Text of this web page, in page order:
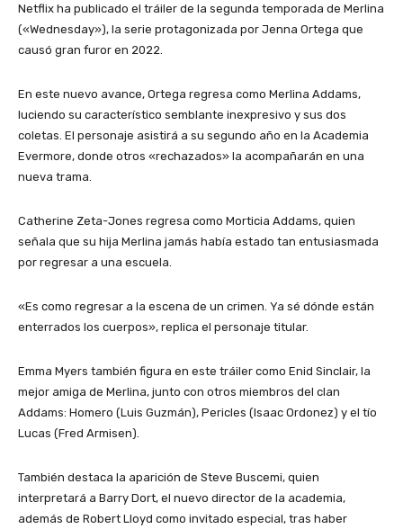
Netflix ha publicado el tráiler de la segunda temporada de Merlina
(«Wednesday»), la serie protagonizada por Jenna Ortega que
causó gran furor en 2022.
En este nuevo avance, Ortega regresa como Merlina Addams,
luciendo su característico semblante inexpresivo y sus dos
coletas. El personaje asistirá a su segundo año en la Academia
Evermore, donde otros «rechazados» la acompañarán en una
nueva trama.
Catherine Zeta-Jones regresa como Morticia Addams, quien
señala que su hija Merlina jamás había estado tan entusiasmada
por regresar a una escuela.
«Es como regresar a la escena de un crimen. Ya sé dónde están
enterrados los cuerpos», replica el personaje titular.
Emma Myers también figura en este tráiler como Enid Sinclair, la
mejor amiga de Merlina, junto con otros miembros del clan
Addams: Homero (Luis Guzmán), Pericles (Isaac Ordonez) y el tío
Lucas (Fred Armisen).
También destaca la aparición de Steve Buscemi, quien
interpretará a Barry Dort, el nuevo director de la academia,
además de Robert Lloyd como invitado especial, tras haber